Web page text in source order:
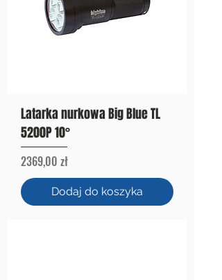
Latarka nurkowa Big Blue TL
5200P 10°
Cena
2369,00 zł
Dodaj do koszyka